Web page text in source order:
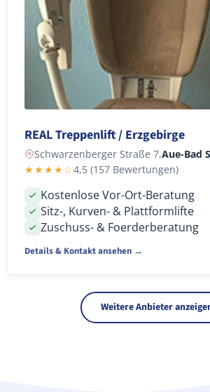
REAL Treppenlift / Erzgebirge
Schwarzenberger Straße 7,Aue-Bad
★★★★☆4,5 (157 Bewertungen)
Kostenlose Vor-Ort-Beratung
Sitz-, Kurven- & Plattformlifte
Zuschuss- & Foerderberatung
Details & Kontakt ansehen →
Weitere Anbieter